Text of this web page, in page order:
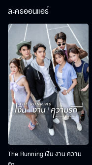
ละครออนแอร์
The Running เงิน งาน ความ